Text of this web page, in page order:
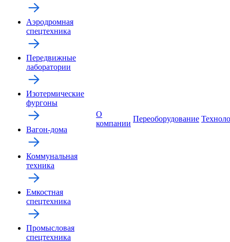
Аэродромная
спецтехника
Передвижные
лаборатории
Изотермические
фургоны
Вагон-дома
Коммунальная
техника
Емкостная
спецтехника
Промысловая
спецтехника
О
компании
Переоборудование